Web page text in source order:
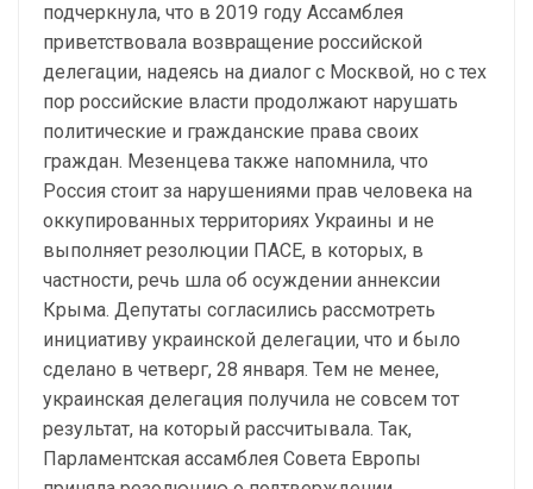
подчеркнула, что в 2019 году Ассамблея
приветствовала возвращение российской
делегации, надеясь на диалог с Москвой, но с тех
пор российские власти продолжают нарушать
политические и гражданские права своих
граждан. Мезенцева также напомнила, что
Россия стоит за нарушениями прав человека на
оккупированных территориях Украины и не
выполняет резолюции ПАСЕ, в которых, в
частности, речь шла об осуждении аннексии
Крыма. Депутаты согласились рассмотреть
инициативу украинской делегации, что и было
сделано в четверг, 28 января. Тем не менее,
украинская делегация получила не совсем тот
результат, на который рассчитывала. Так,
Парламентская ассамблея Совета Европы